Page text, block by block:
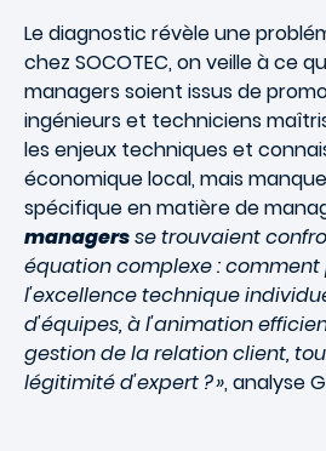
Le diagnostic révèle une
chez SOCOTEC, on veille à ce
managers soient issus de
ingénieurs et techniciens
les enjeux techniques et
économique local, mais
spécifique en matière de
managersse trouvaient
équation complexe : comment
l'excellence technique
d'équipes, à l'animation
gestion de la relation client,
légitimité d'expert ? », analyse